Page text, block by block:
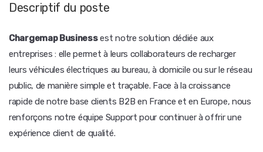
Descriptif du poste
Chargemap Businessest notre solution dédiée aux
entreprises : elle permet à leurs collaborateurs de recharger
leurs véhicules électriques au bureau, à domicile ou sur le réseau
public, de manière simple et traçable. Face à la croissance
rapide de notre base clients B2B en France et en Europe, nous
renforçons notre équipe Support pour continuer à offrir une
expérience client de qualité.